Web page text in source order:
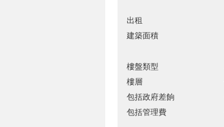
出租
建築面積
樓盤類型
樓層
包括政府差餉
包括管理費